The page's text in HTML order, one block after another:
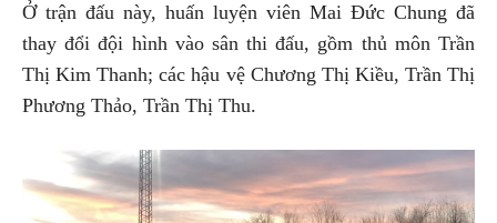
Ở trận đấu này, huấn luyện viên Mai Đức Chung đã
thay đổi đội hình vào sân thi đấu, gồm thủ môn Trần
Thị Kim Thanh; các hậu vệ Chương Thị Kiều, Trần Thị
Phương Thảo, Trần Thị Thu.